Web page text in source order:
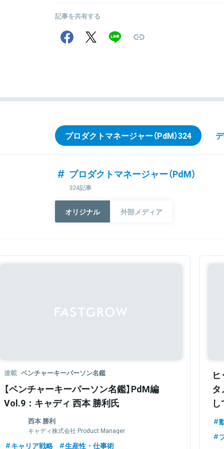
記事を共有する
プロダクトマネージャー（PdM）324
プロダクトマネージャー（PdM）
324記事
オリジナル 外部メディア
連載 ベンチャーキーパーソン名鑑
【ベンチャーキーパーソン名鑑】PdM編
Vol.9：キャディ 西本 勝利氏
西本 勝利
キャディ株式会社 Product Manager
キャリア戦略 生産性・仕事術
タ